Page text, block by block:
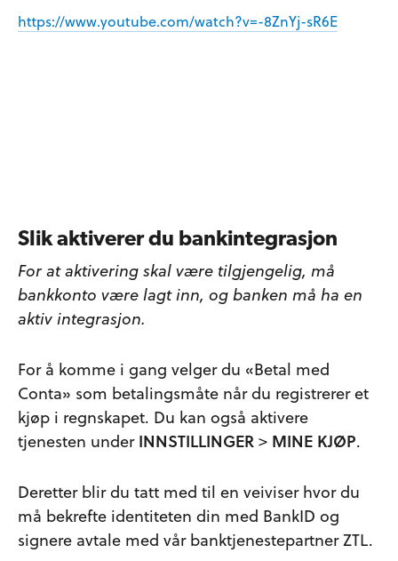
https://www.youtube.com/watch?v=-8ZnYj-sR6E
Slik aktiverer du bankintegrasjon
For at aktivering skal være tilgjengelig, må
bankkonto være lagt inn, og banken må ha en
aktiv integrasjon.
For å komme i gang velger du «Betal med
Conta» som betalingsmåte når du registrerer et
kjøp i regnskapet. Du kan også aktivere
tjenesten underINNSTILLINGER> MINE KJØP.
Deretter blir du tatt med til en veiviser hvor du
må bekrefte identiteten din med BankID og
signere avtale med vår banktjenestepartner ZTL.